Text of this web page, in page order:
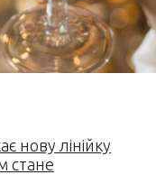
нову лінійку
стане